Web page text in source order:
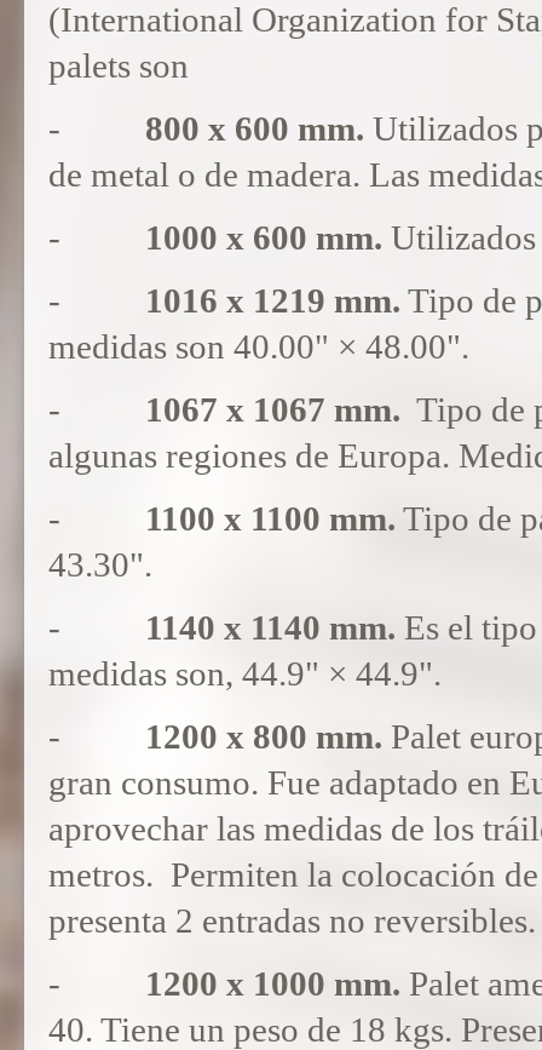
(International Organization for
palets son
- 800 x 600 mm. Utilizados
de metal o de madera. Las
- 1000 x 600 mm.
- 1016 x 1219 mm. Tipo de
medidas son 40.00" × 48.00".
- 1067 x 1067 mm. Tipo de
algunas regiones de Europa.
- 1100 x 1100 mm. Tipo de
43.30".
- 1140 x 1140 mm. Es el
medidas son, 44.9" × 44.9".
- 1200 x 800 mm. Palet
gran consumo. Fue adaptado en
aprovechar las medidas de los
metros. Permiten la colocación
presenta 2 entradas no reversibles.
- 1200 x 1000 mm. Palet
40. Tiene un peso de 18 kgs.